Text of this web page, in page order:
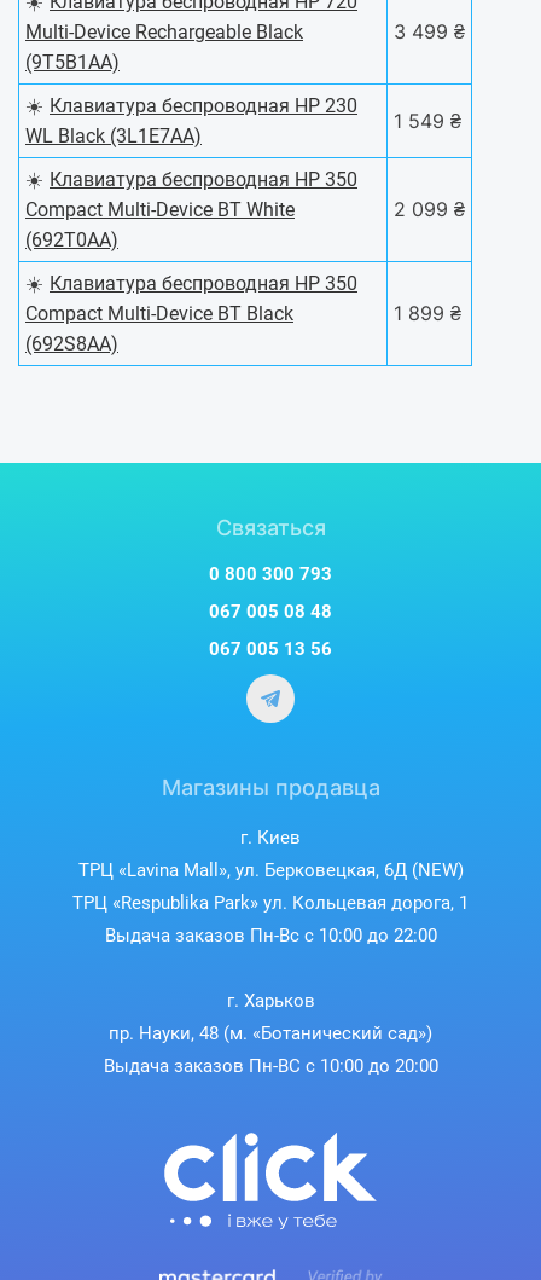
Multi-Device Rechargeable Black
(9T5B1AA)
3 499 ₴
☀️ Клавиатура беспроводная HP 230
WL Black (3L1E7AA)
1 549 ₴
☀️ Клавиатура беспроводная HP 350
Compact Multi-Device BT White
(692T0AA)
2 099 ₴
☀️ Клавиатура беспроводная HP 350
Compact Multi-Device BT Black
(692S8AA)
1 899 ₴
Связаться
0 800 300 793
067 005 08 48
067 005 13 56
Магазины продавца
г. Киев
ТРЦ «Lavina Mall», ул. Берковецкая, 6Д (NEW)
ТРЦ «Respublika Park» ул. Кольцевая дорога, 1
Выдача заказов Пн-Вс с 10:00 до 22:00
г. Харьков
пр. Науки, 48 (м. «Ботанический сад»)
Выдача заказов Пн-ВС с 10:00 до 20:00